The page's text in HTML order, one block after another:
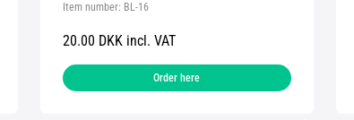
Item number: BL-16
20.00 DKK incl. VAT
Order here